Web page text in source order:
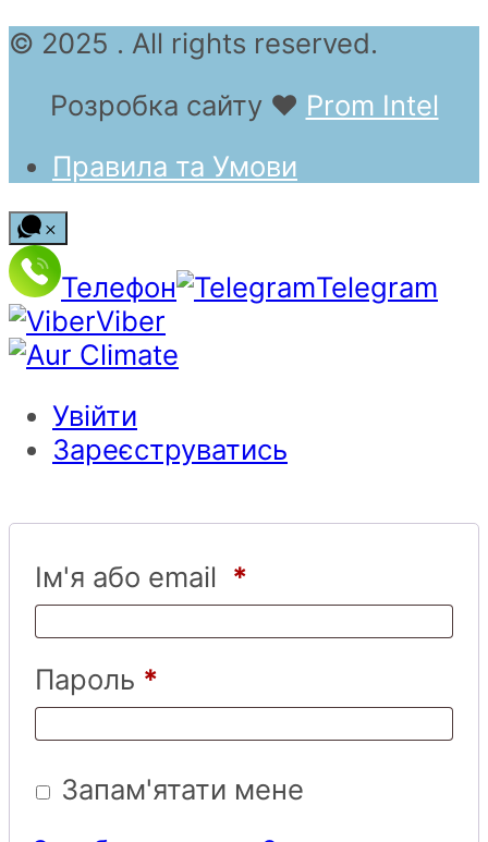
© 2025 . All rights reserved.
Розробка сайту ❤ Prom Intel
Правила та Умови
Телефон
Telegram
Viber
Увійти
Зареєструватись
Ім'я або email *
Пароль *
Запам'ятати мене